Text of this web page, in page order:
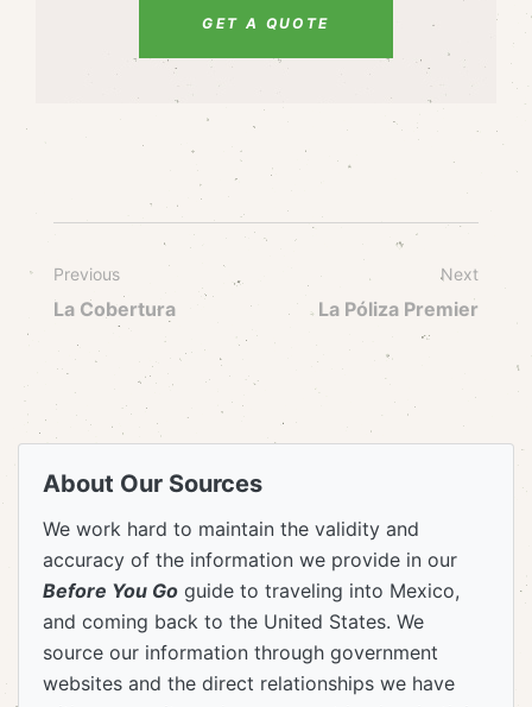
GET A QUOTE
Previous
La Cobertura
Next
La Póliza Premier
About Our Sources
We work hard to maintain the validity and
accuracy of the information we provide in our
Before You Go guide to traveling into Mexico,
and coming back to the United States. We
source our information through government
websites and the direct relationships we have